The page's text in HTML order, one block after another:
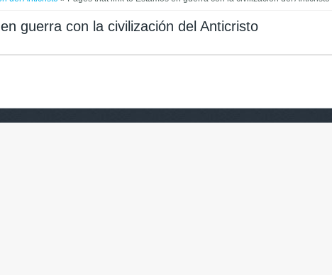
guerra con la civilización del Anticristo